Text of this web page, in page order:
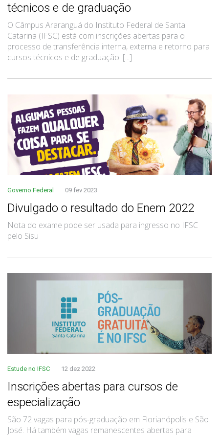
técnicos e de graduação
O Câmpus Araranguá do Instituto Federal de Santa
Catarina (IFSC) está com inscrições abertas para o
processo de transferência interna, externa e retorno para
cursos técnicos e de graduação. [...]
Governo Federal 09 fev 2023
Divulgado o resultado do Enem 2022
Nota do exame pode ser usada para ingresso no IFSC
pelo Sisu
Estude no IFSC 12 dez 2022
Inscrições abertas para cursos de
especialização
São 72 vagas para pós-graduação em Florianópolis e São
José. Há também vagas remanescentes abertas para